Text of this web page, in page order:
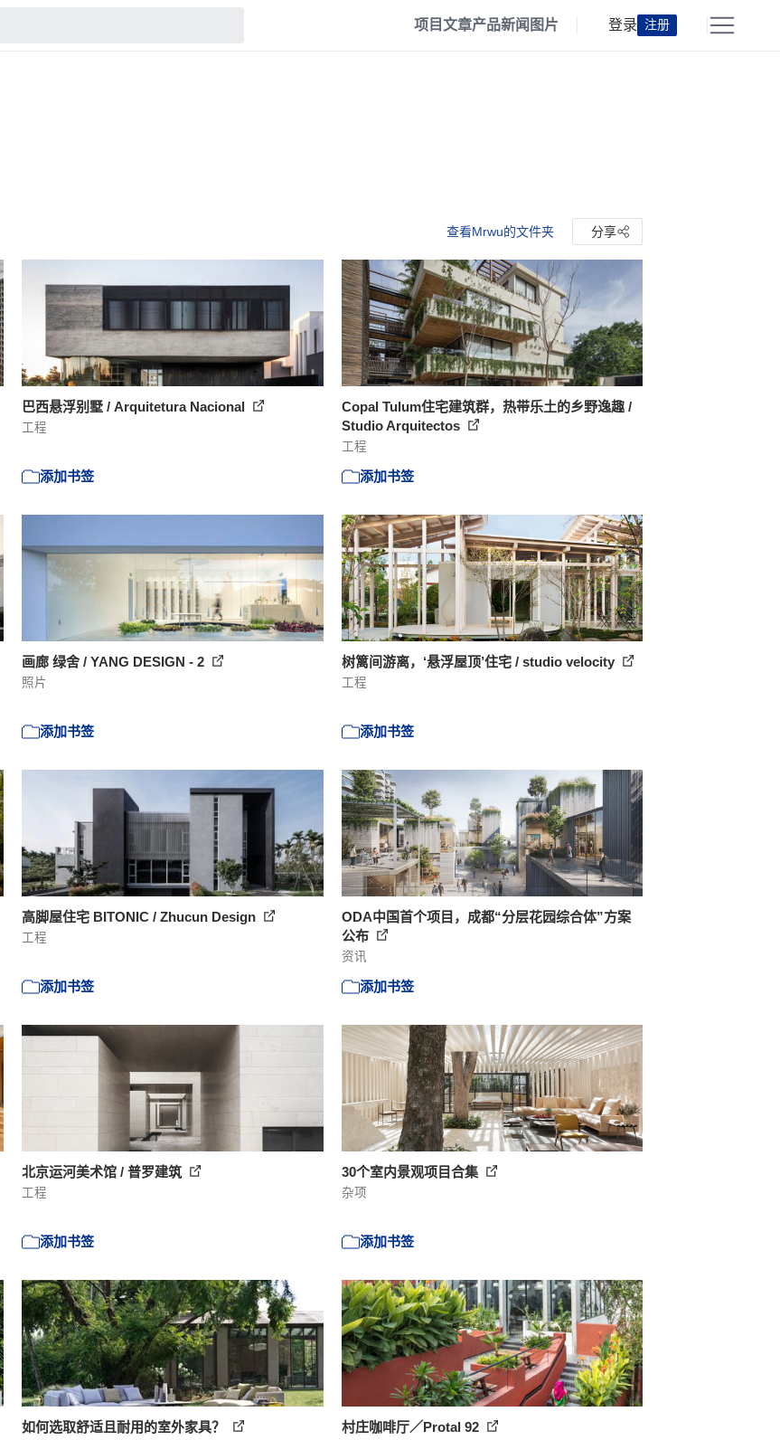
项目文章产品新闻 图片 登录 注册
查看Mrwu的文件夹 分享
巴西悬浮别墅 / Arquitetura Nacional
工程
添加书签
Copal Tulum住宅建筑群，热带乐土的乡野逸趣 /
Studio Arquitectos
工程
添加书签
画廊 绿舍 / YANG DESIGN - 2
照片
添加书签
树篱间游离，‘悬浮屋顶’住宅 / studio velocity
工程
添加书签
高脚屋住宅 BITONIC / Zhucun Design
工程
添加书签
ODA中国首个项目，成都“分层花园综合体”方案
公布
资讯
添加书签
北京运河美术馆 / 普罗建筑
工程
添加书签
30个室内景观项目合集
杂项
添加书签
如何选取舒适且耐用的室外家具？ 村庄咖啡厅／Protal 92